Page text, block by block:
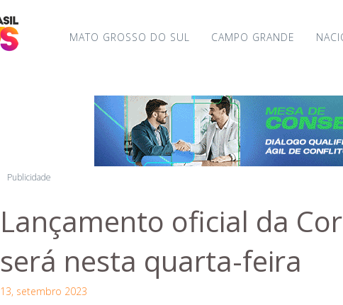
MATO GROSSO DO SUL CAMPO GRANDE
Publicidade
Lançamento oficial da
será nesta quarta-feira
13, setembro 2023